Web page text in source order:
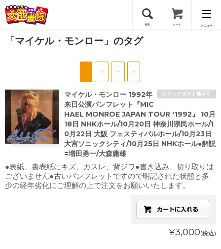
検索 カート メニュー
会員登録
「マイケル・モンロー」のタグ
1 2 > »
クリックポスト他不可
マイケル・モンロー 1992年
来日公演パンフレット『MIC
HAEL MONROE JAPAN TOUR '1992』 10月
18日 NHKホール/10月20日 神奈川県民ホール/1
0月22日 大阪 フェスティバルホール/10月23日
大宮ソニックシティ/10月25日 NHKホール●解説
=増田勇一/大森庸雄
●表紙、裏表紙にキズ、カスレ、背ジワ●書き込み、切り取りは
ございません●古いパンフレットですので明記された状態と多
少の経年劣化にご理解の上で注文をお願いいたします。
¥3,000(税込)